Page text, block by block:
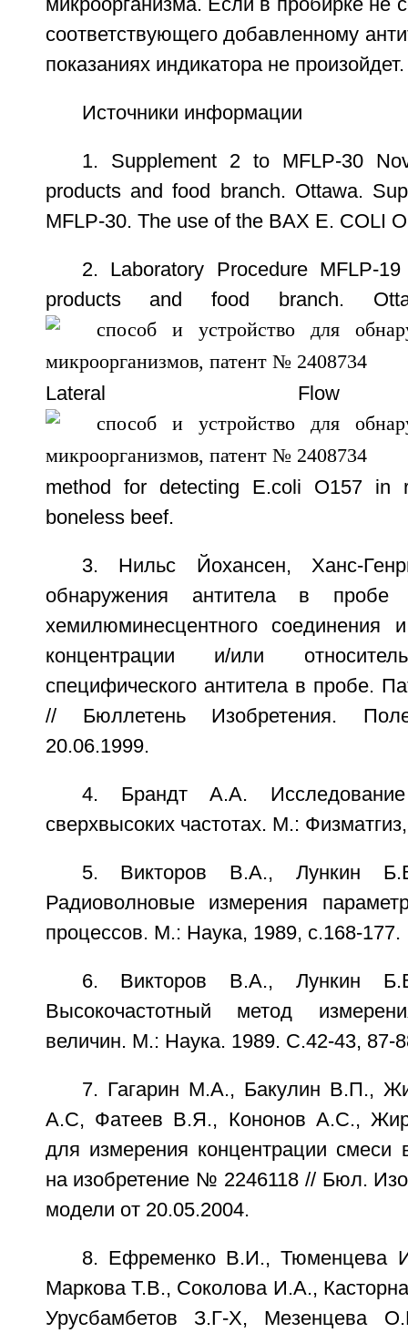
микроорганизма. Если в пробирке не
соответствующего добавленному
показаниях индикатора не произойдет.
Источники информации
1. Supplement 2 to MFLP-30
products and food branch. Ottawa.
MFLP-30. The use of the BAX E. COLI
2. Laboratory Procedure MFLP-
products and food branch.
Lateral Flow
method for detecting E.coli O157 in
boneless beef.
3. Нильс Йохансен, Ханс-
обнаружения антитела в пробе
хемилюминесцентного соединения
концентрации и/или
специфического антитела в пробе.
// Бюллетень Изобретения.
20.06.1999.
4. Брандт А.А.
сверхвысоких частотах. М.:
5. Викторов В.А., Лункин
Радиоволновые измерения
процессов. М.: Наука, 1989, с.168-177.
6. Викторов В.А., Лункин
Высокочастотный метод
величин. М.: Наука. 1989. С.42-43, 87-
7. Гагарин М.А., Бакулин В.П.,
А.С, Фатеев В.Я., Кононов А.С.,
для измерения концентрации
на изобретение № 2246118 // Бюл.
модели от 20.05.2004.
8. Ефременко В.И., Тюменцева
Маркова Т.В., Соколова И.А.,
Урусбамбетов З.Г-Х, Мезенцева